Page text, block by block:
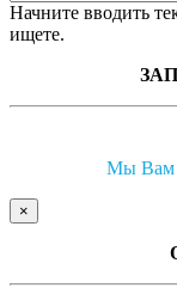
Начните вводить
ищете.
Мы Вам
×